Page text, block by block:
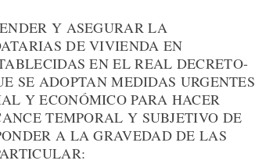
Y ASEGURAR LA
DE VIVIENDA EN
EN EL REAL DECRETO-
SE ADOPTAN MEDIDAS URGENTES
Y ECONÓMICO PARA HACER
TEMPORAL Y SUBJETIVO DE
A LA GRAVEDAD DE LAS